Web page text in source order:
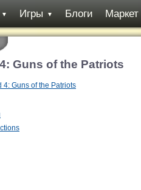
▼ Игры ▼ Блоги Маркет
Guns of the Patriots